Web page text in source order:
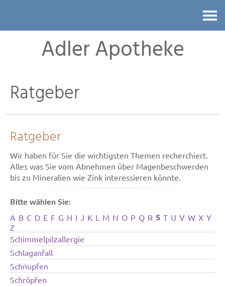
Adler Apotheke
Ratgeber
Ratgeber
Wir haben für Sie die wichtigsten Themen recherchiert.
Alles was Sie vom Abnehmen über Magenbeschwerden
bis zu Mineralien wie Zink interessieren könnte.
Bitte wählen Sie:
A B C D E F G H I J K L M N O P Q R S T U V W X Y
Z
Schimmelpilzallergie
Schlaganfall
Schnupfen
Schröpfen